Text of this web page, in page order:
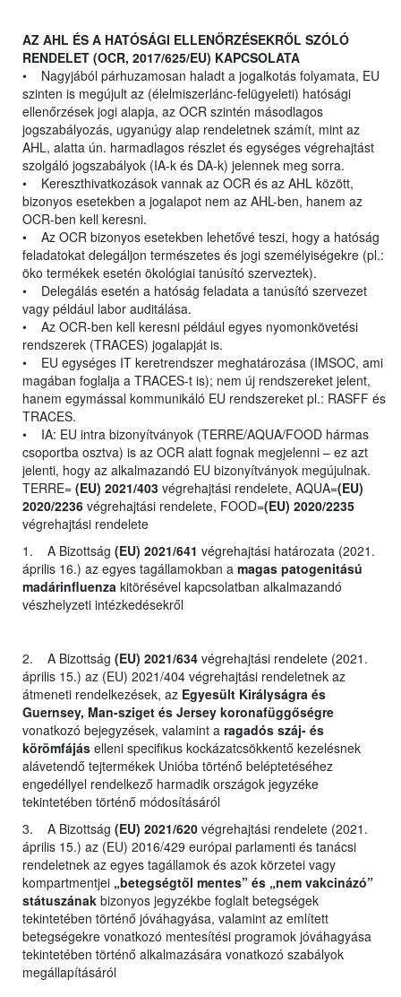
AZ AHL ÉS A HATÓSÁGI ELLENŐRZÉSEKRŐL SZÓLÓ
RENDELET (OCR, 2017/625/EU) KAPCSOLATA
• Nagyjából párhuzamosan haladt a jogalkotás folyamata, EU
szinten is megújult az (élelmiszerlánc-felügyeleti) hatósági
ellenőrzések jogi alapja, az OCR szintén másodlagos
jogszabályozás, ugyanúgy alap rendeletnek számít, mint az
AHL, alatta ún. harmadlagos részlet és egységes végrehajtást
szolgáló jogszabályok (IA-k és DA-k) jelennek meg sorra.
• Kereszthivatkozások vannak az OCR és az AHL között,
bizonyos esetekben a jogalapot nem az AHL-ben, hanem az
OCR-ben kell keresni.
• Az OCR bizonyos esetekben lehetővé teszi, hogy a hatóság
feladatokat delegáljon természetes és jogi személyiségekre (pl.:
öko termékek esetén ökológiai tanúsító szerveztek).
• Delegálás esetén a hatóság feladata a tanúsító szervezet
vagy például labor auditálása.
• Az OCR-ben kell keresni például egyes nyomonkövetési
rendszerek (TRACES) jogalapját is.
• EU egységes IT keretrendszer meghatározása (IMSOC, ami
magában foglalja a TRACES-t is); nem új rendszereket jelent,
hanem egymással kommunikáló EU rendszereket pl.: RASFF és
TRACES.
• IA: EU intra bizonyítványok (TERRE/AQUA/FOOD hármas
csoportba osztva) is az OCR alatt fognak megjelenni – ez azt
jelenti, hogy az alkalmazandó EU bizonyítványok megújulnak.
TERRE= (EU) 2021/403 végrehajtási rendelete, AQUA=(EU)
2020/2236 végrehajtási rendelete, FOOD=(EU) 2020/2235
végrehajtási rendelete
1. A Bizottság (EU) 2021/641 végrehajtási határozata (2021.
április 16.) az egyes tagállamokban a magas patogenitású
madárinfluenza kitörésével kapcsolatban alkalmazandó
vészhelyzeti intézkedésekről
2. A Bizottság (EU) 2021/634 végrehajtási rendelete (2021.
április 15.) az (EU) 2021/404 végrehajtási rendeletnek az
átmeneti rendelkezések, az Egyesült Királyságra és
Guernsey, Man-sziget és Jersey koronafüggőségre
vonatkozó bejegyzések, valamint a ragadós száj- és
körömfájás elleni specifikus kockázatcsökkentő kezelésnek
alávetendő tejtermékek Unióba történő beléptetéséhez
engedéllyel rendelkező harmadik országok jegyzéke
tekintetében történő módosításáról
3. A Bizottság (EU) 2021/620 végrehajtási rendelete (2021.
április 15.) az (EU) 2016/429 európai parlamenti és tanácsi
rendeletnek az egyes tagállamok és azok körzetei vagy
kompartmentjei „betegségtől mentes” és „nem vakcinázó”
státuszának bizonyos jegyzékbe foglalt betegségek
tekintetében történő jóváhagyása, valamint az említett
betegségekre vonatkozó mentesítési programok jóváhagyása
tekintetében történő alkalmazására vonatkozó szabályok
megállapításáról